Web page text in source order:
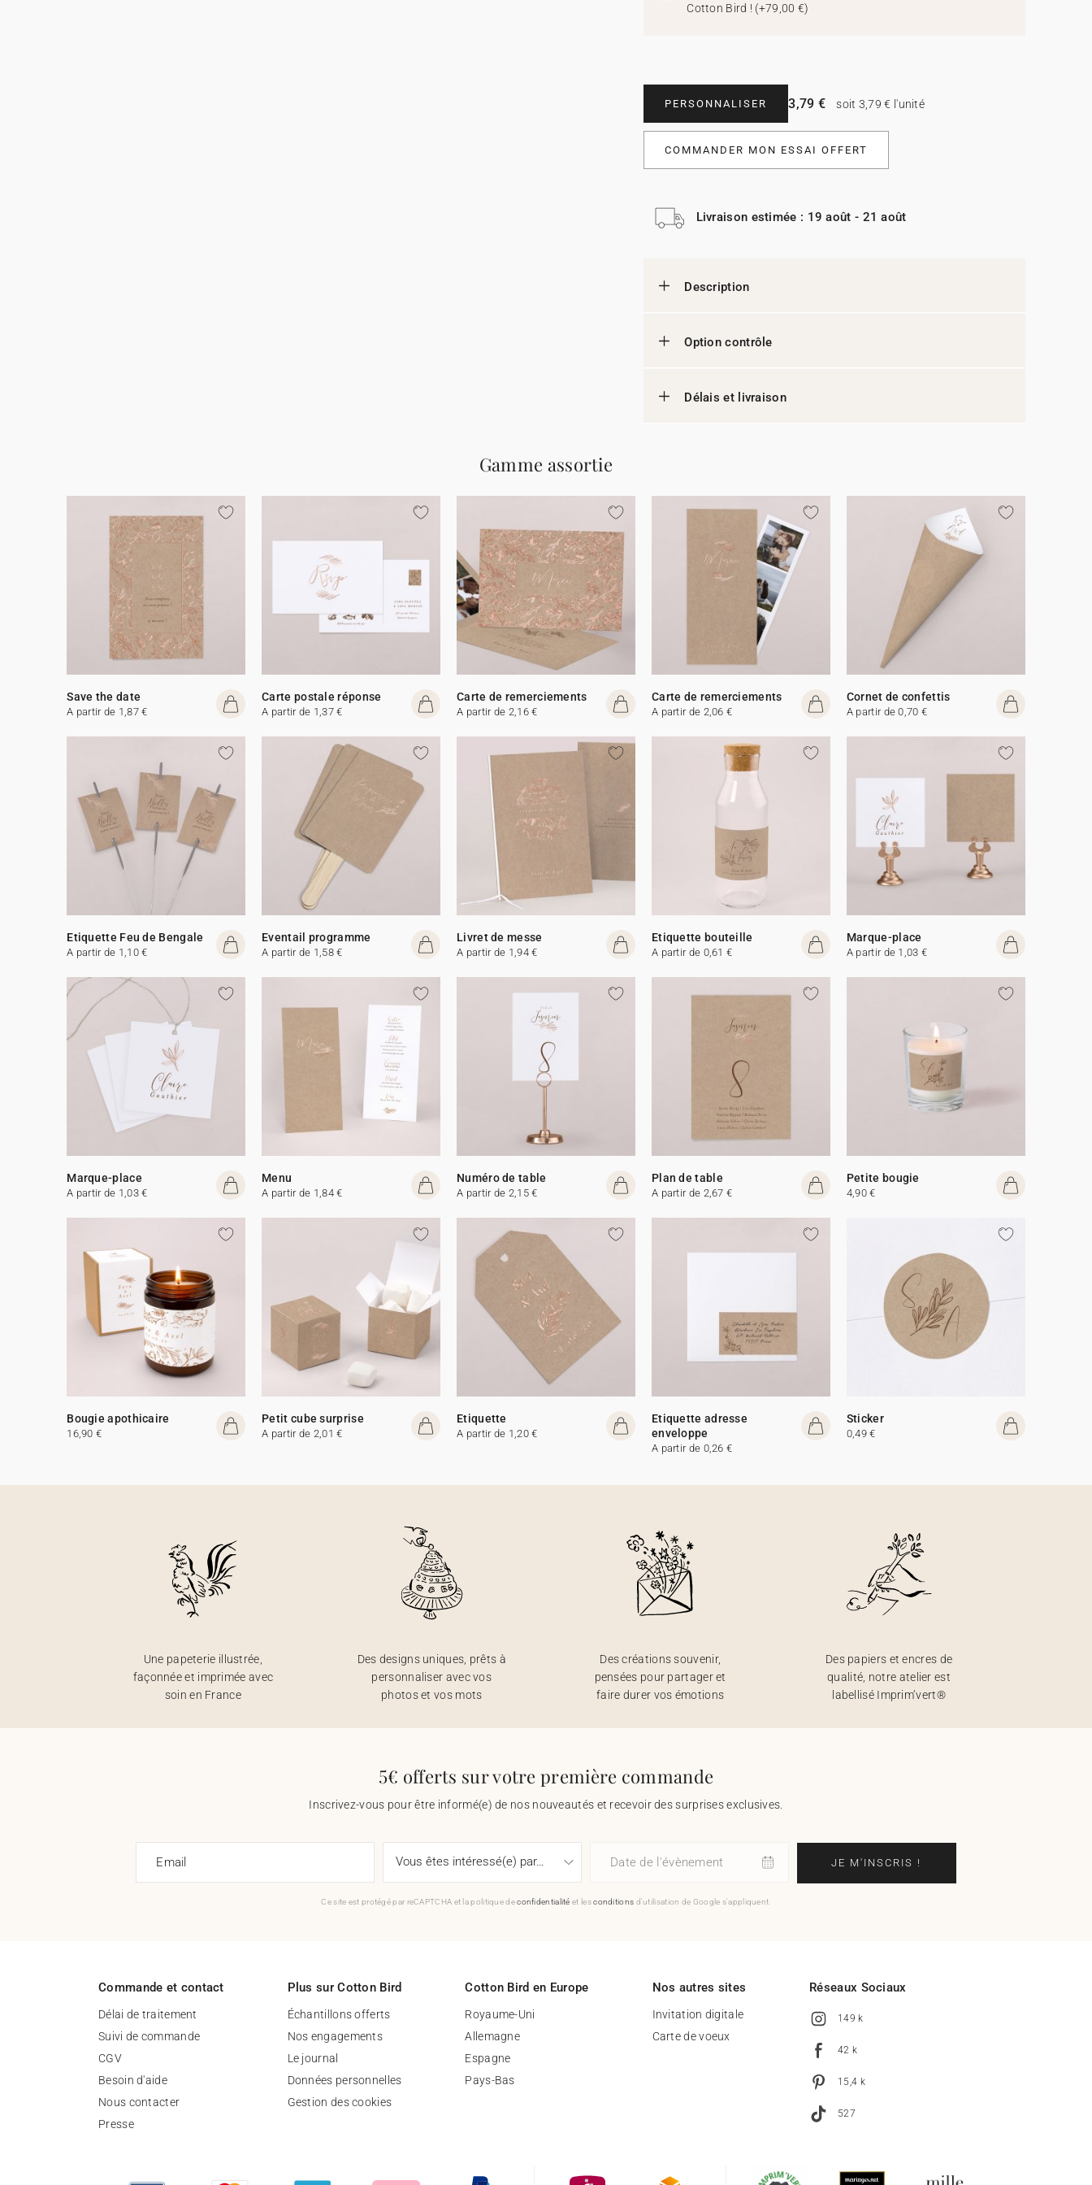
Cotton Bird ! (+79,00 €)
PERSONNALISER 3,79 € soit 3,79 € l'unité
COMMANDER MON ESSAI OFFERT
Livraison estimée : 19 août - 21 août
Description
Option contrôle
Délais et livraison
Gamme assortie
Save the date
A partir de 1,87 €
Carte postale réponse
A partir de 1,37 €
Carte de remerciements
A partir de 2,16 €
Carte de remerciements
A partir de 2,06 €
Cornet de confettis
A partir de 0,70 €
Etiquette Feu de Bengale
A partir de 1,10 €
Eventail programme
A partir de 1,58 €
Livret de messe
A partir de 1,94 €
Etiquette bouteille
A partir de 0,61 €
Marque-place
A partir de 1,03 €
Marque-place
A partir de 1,03 €
Menu
A partir de 1,84 €
Numéro de table
A partir de 2,15 €
Plan de table
A partir de 2,67 €
Petite bougie
4,90 €
Bougie apothicaire
16,90 €
Petit cube surprise
A partir de 2,01 €
Etiquette
A partir de 1,20 €
Etiquette adresse
enveloppe
A partir de 0,26 €
Sticker
0,49 €
Une papeterie illustrée,
façonnée et imprimée avec
soin en France
Des designs uniques, prêts à
personnaliser avec vos
photos et vos mots
Des créations souvenir,
pensées pour partager et
faire durer vos émotions
Des papiers et encres de
qualité, notre atelier est
labellisé Imprim’vert®
5€ offerts sur votre première commande
Inscrivez-vous pour être informé(e) de nos nouveautés et recevoir des surprises exclusives.
Email Date de l'évènement JE M'INSCRIS !
Ce site est protégé par reCAPTCHA et la politique deconfidentialité et lesconditions d'utilisation de Google s'appliquent.
Commande et contact
Délai de traitement
Suivi de commande
CGV
Besoin d'aide
Nous contacter
Presse
Plus sur Cotton Bird
Échantillons offerts
Nos engagements
Le journal
Données personnelles
Gestion des cookies
Cotton Bird en Europe
Royaume-Uni
Allemagne
Espagne
Pays-Bas
Nos autres sites
Invitation digitale
Carte de voeux
Réseaux Sociaux
149 k
42 k
15,4 k
527